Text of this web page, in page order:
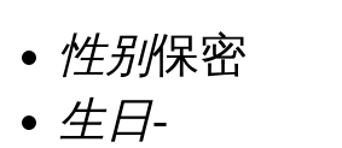
性别保密
生日-